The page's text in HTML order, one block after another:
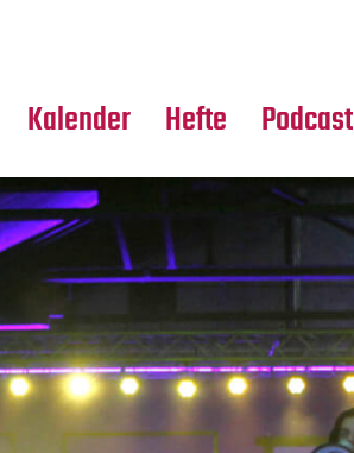
Kalender Hefte Podcast